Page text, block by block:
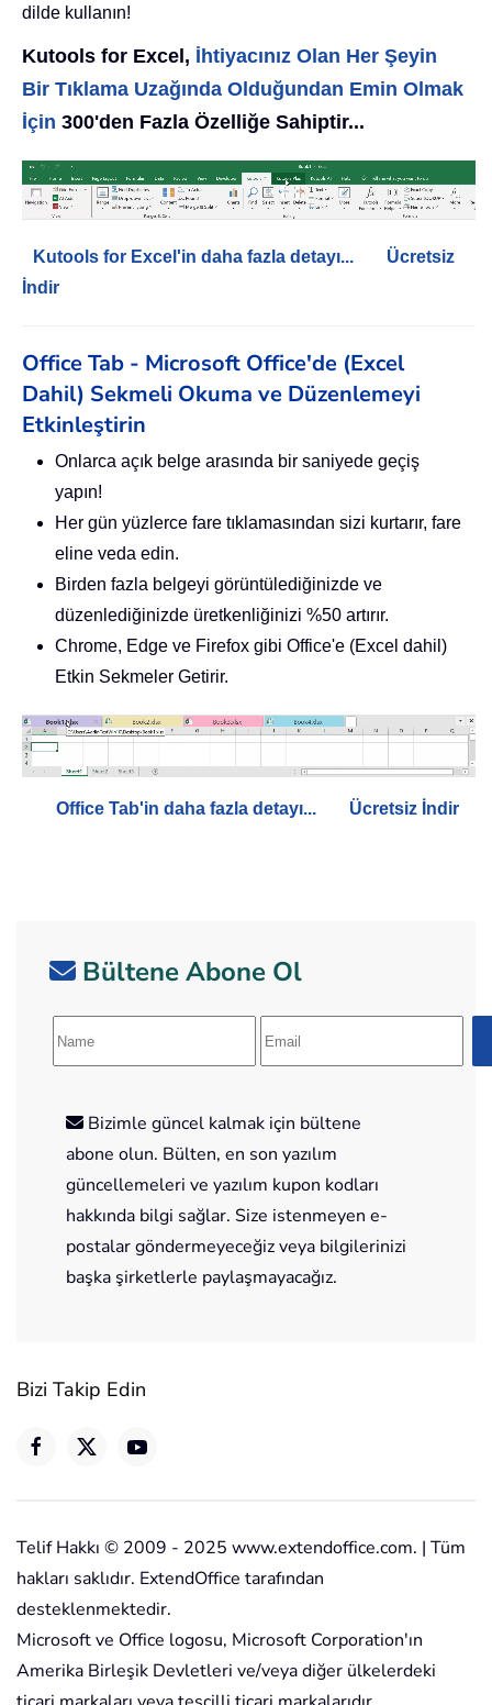
dilde kullanın!
Kutools for Excel, İhtiyacınız Olan Her Şeyin
Bir Tıklama Uzağında Olduğundan Emin Olmak
İçin 300'den Fazla Özelliğe Sahiptir...
Kutools for Excel'in daha fazla detayı...
Ücretsiz
İndir
Office Tab - Microsoft Office'de (Excel
Dahil) Sekmeli Okuma ve Düzenlemeyi
Etkinleştirin
Onlarca açık belge arasında bir saniyede geçiş
yapın!
Her gün yüzlerce fare tıklamasından sizi kurtarır, fare
eline veda edin.
Birden fazla belgeyi görüntülediğinizde ve
düzenlediğinizde üretkenliğinizi %50 artırır.
Chrome, Edge ve Firefox gibi Office'e (Excel dahil)
Etkin Sekmeler Getirir.
Office Tab'in daha fazla detayı... Ücretsiz İndir
Bültene Abone Ol
Bizimle güncel kalmak için bültene
abone olun. Bülten, en son yazılım
güncellemeleri ve yazılım kupon kodları
hakkında bilgi sağlar. Size istenmeyen e-
postalar göndermeyeceğiz veya bilgilerinizi
başka şirketlerle paylaşmayacağız.
Bizi Takip Edin
Telif Hakkı © 2009 - 2025 www.extendoffice.com. | Tüm
hakları saklıdır. ExtendOffice tarafından
desteklenmektedir.
Microsoft ve Office logosu, Microsoft Corporation'ın
Amerika Birleşik Devletleri ve/veya diğer ülkelerdeki